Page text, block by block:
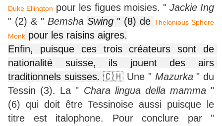
Duke Ellington pour les figues moisies. " Jackie Ing
" (2) & " Bemsha Swing " (8) de Thelonious Sphere
Monk pour les raisins aigres.
Enfin, puisque ces trois créateurs sont de
nationalité suisse, ils jouent des airs
traditionnels suisses. 🇨🇭 Une " Mazurka" du
Tessin (3). La " Chara lingua della mamma"
(6) qui doit être Tessinoise aussi puisque le
titre est italophone. Pour conclure par "